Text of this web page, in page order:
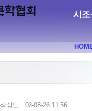
시조
작성일 : 03-08-26 11:56